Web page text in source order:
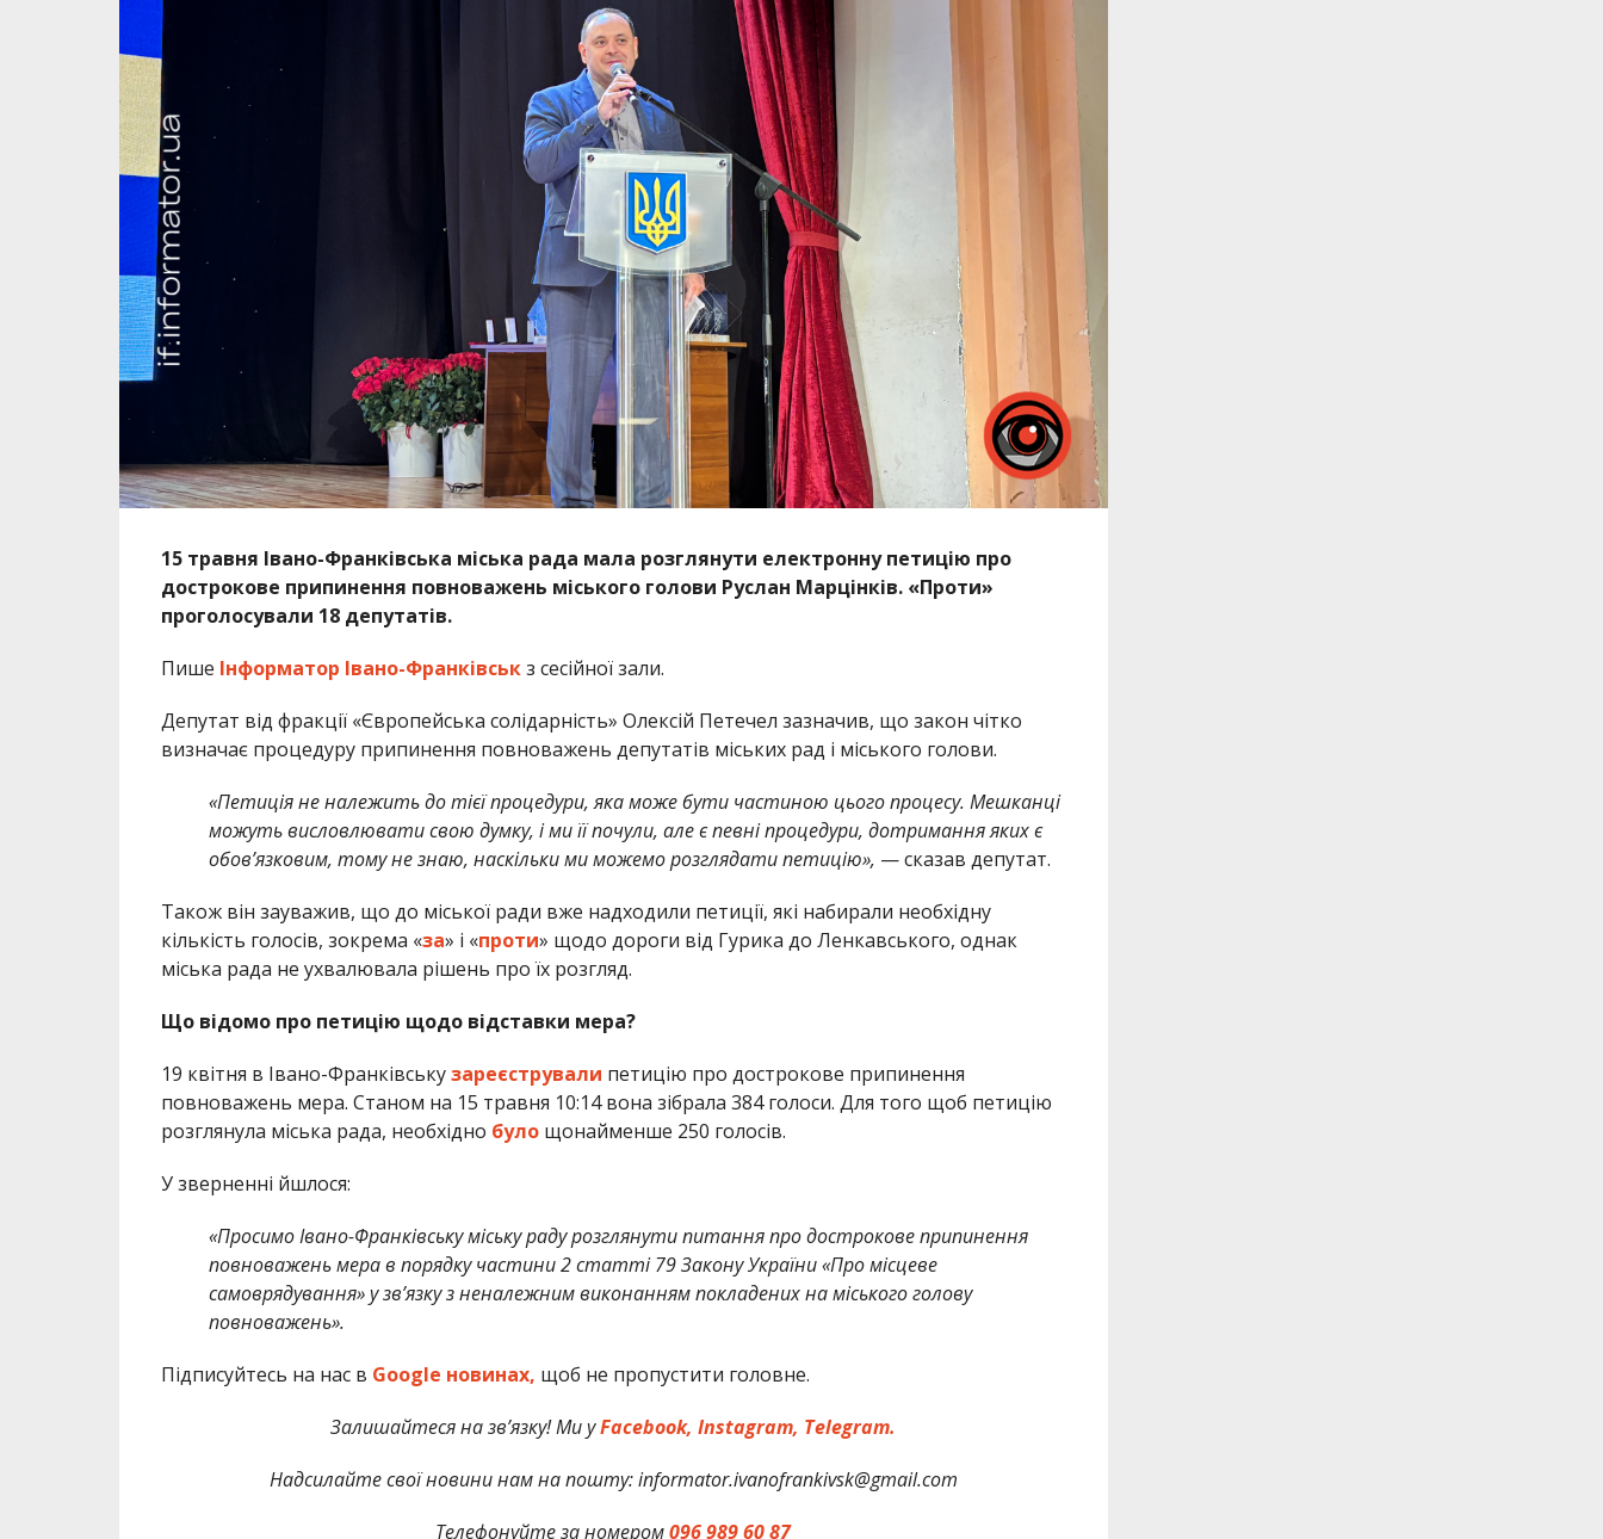
15 травня Івано-Франківська міська рада мала розглянути електронну петицію про
дострокове припинення повноважень міського голови Руслан Марцінків. «Проти»
проголосували 18 депутатів.
Пише Інформатор Івано-Франківськз сесійної зали.
Депутат від фракції «Європейська солідарність» Олексій Петечел зазначив, що закон чітко
визначає процедуру припинення повноважень депутатів міських рад і міського голови.
«Петиція не належить до тієї процедури, яка може бути частиною цього процесу. Мешканці
можуть висловлювати свою думку, і ми її почули, але є певні процедури, дотримання яких є
обов’язковим, тому не знаю, наскільки ми можемо розглядати петицію», — сказав депутат.
Також він зауважив, що до міської ради вже надходили петиції, які набирали необхідну
кількість голосів, зокрема «за» і «проти» щодо дороги від Гурика до Ленкавського, однак
міська рада не ухвалювала рішень про їх розгляд.
Що відомо про петицію щодо відставки мера?
19 квітня в Івано-Франківськузареєстрували петицію про дострокове припинення
повноважень мера. Станом на 15 травня 10:14 вона зібрала 384 голоси. Для того щоб петицію
розглянула міська рада, необхідно булощонайменше 250 голосів.
У зверненні йшлося:
«Просимо Івано-Франківську міську раду розглянути питання про дострокове припинення
повноважень мера в порядку частини 2 статті 79 Закону України «Про місцеве
самоврядування» у зв’язку з неналежним виконанням покладених на міського голову
повноважень».
Підписуйтесь на нас в Google новинах, щоб не пропустити головне.
Залишайтеся на зв’язку! Ми уFacebook, Instagram, Telegram.
Надсилайте свої новини нам на пошту: informator.ivanofrankivsk@gmail.com
Телефонуйте за номером096 989 60 87